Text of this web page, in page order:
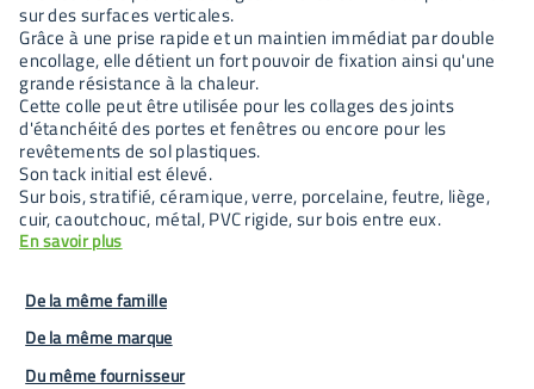
sur des surfaces verticales.
Grâce à une prise rapide et un maintien immédiat par double
encollage, elle détient un fort pouvoir de fixation ainsi qu'une
grande résistance à la chaleur.
Cette colle peut être utilisée pour les collages des joints
d'étanchéité des portes et fenêtres ou encore pour les
revêtements de sol plastiques.
Son tack initial est élevé.
Sur bois, stratifié, céramique, verre, porcelaine, feutre, liège,
cuir, caoutchouc, métal, PVC rigide, sur bois entre eux.
En savoir plus
De la même famille
De la même marque
Du même fournisseur